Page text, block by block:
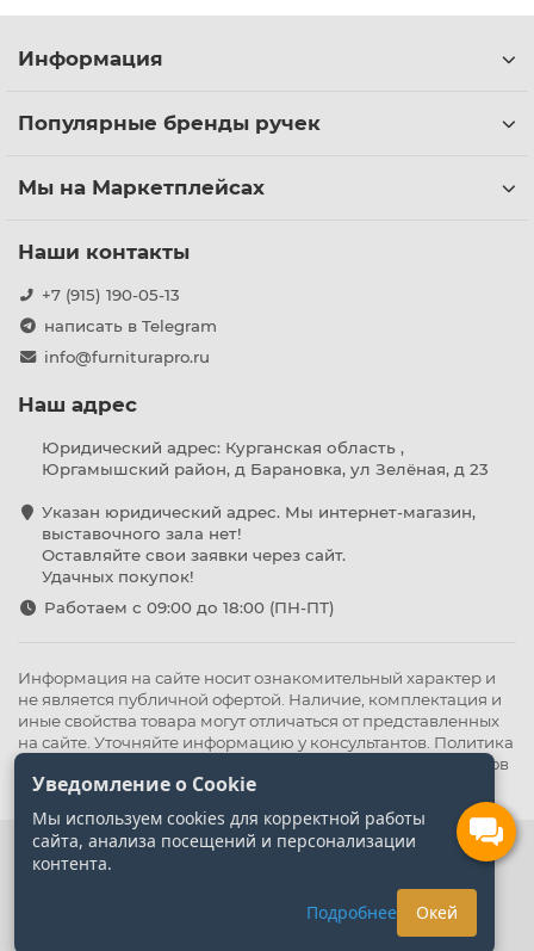
Информация
Популярные бренды ручек
Мы на Маркетплейсах
Наши контакты
+7 (915) 190-05-13
написать в Telegram
info@furniturapro.ru
Наш адрес
Юридический адрес: Курганская область ,
Юргамышский район, д Барановка, ул Зелёная, д 23
Указан юридический адрес. Мы интернет-магазин,
выставочного зала нет!
Оставляйте свои заявки через сайт.
Удачных покупок!
Работаем с 09:00 до 18:00 (ПН-ПТ)
Информация на сайте носит ознакомительный характер и
не является публичной офертой. Наличие, комплектация и
иные свойства товара могут отличаться от представленных
на сайте. Уточняйте информацию у консультантов. Политика
Политика обработки файлов
cookie
Уведомление о Cookie
Мы используем cookies для корректной работы
сайта, анализа посещений и персонализации
контента.
Подробнее Окей